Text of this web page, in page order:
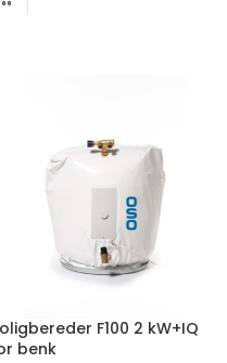
F100 2 kW+IQ
benk